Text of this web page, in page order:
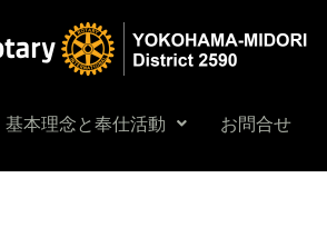
基本理念と奉仕活動 お問合せ